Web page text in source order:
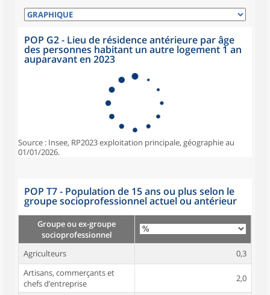
POP G2 - Lieu de résidence antérieure par âge
des personnes habitant un autre logement 1 an
auparavant en 2023
Source : Insee, RP2023 exploitation principale, géographie au
01/01/2026.
POP T7 - Population de 15 ans ou plus selon le
groupe socioprofessionnel actuel ou antérieur
Groupe ou ex-groupe
socioprofessionnel
Agriculteurs
0,3
Artisans, commerçants et
chefs d’entreprise
2,0